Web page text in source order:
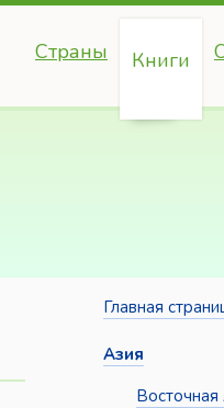
Страны Книги
Главная
Азия
Восточная